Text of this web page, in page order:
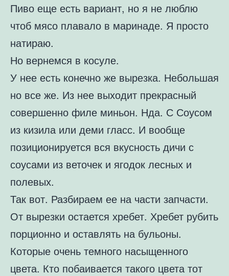
Пиво еще есть вариант, но я не люблю
чтоб мясо плавало в маринаде. Я просто
натираю.
Но вернемся в косуле.
У нее есть конечно же вырезка. Небольшая
но все же. Из нее выходит прекрасный
совершенно филе миньон. Нда. С Соусом
из кизила или деми гласс. И вообще
позиционируется вся вкусность дичи с
соусами из веточек и ягодок лесных и
полевых.
Так вот. Разбираем ее на части запчасти.
От вырезки остается хребет. Хребет рубить
порционно и оставлять на бульоны.
Которые очень темного насыщенного
цвета. Кто побаивается такого цвета тот